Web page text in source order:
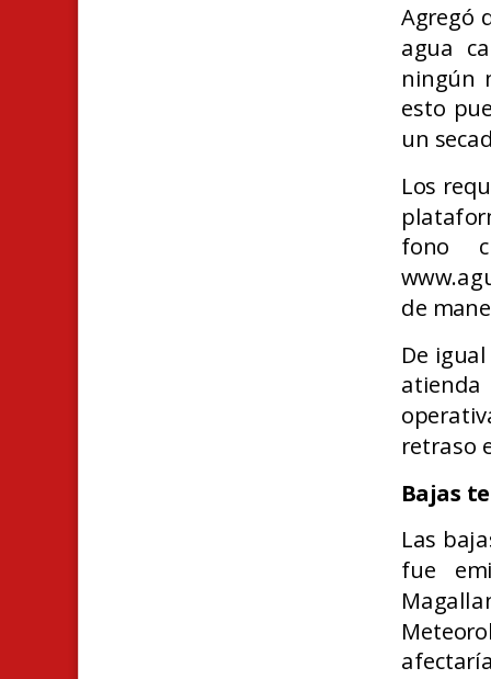
Agregó
agua
ningún
esto
un
Los
fono
de
De
atienda
retraso
Bajas
Las
fue